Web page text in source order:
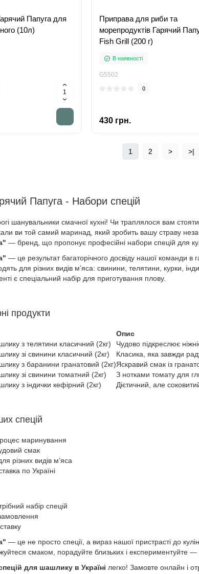
Папуга для
(10л)
Приправа для риби та
морепродуктів Гарячий
Fish Grill (200 г)
В наявності
G5502
0
430 грн.
1 2 > >|
Папуга - Набори спецій
шанувальники смачної кухні! Чи траплялося вам
ви той самий маринад, який зробить вашу страву
— бренд, що пропонує професійні набори спецій для
— це результат багаторічного досвіду нашої команди в
для різних видів м’яса: свинини, телятини, курки,
є спеціальний набір для приготування плову.
продукти
Опис
з телятини класичний (2кг)
Чудово підкреслює
зі свинини класичний (2кг)
Класика, яка завжди
з баранини гранатовий (2кг)Яскравий смак із
зі свинини томатний (2кг)
З нотками томату для
з індички кефірний (2кг)
Дієтичний, але
спецій
маринування
смак
різних видів м’яса
по Україні
набір спецій
— це не просто спеції, а вираз нашої пристрасті до
смаком, порадуйте близьких і експериментуйте
для шашлику в Україні легко! Замовте онлайн і